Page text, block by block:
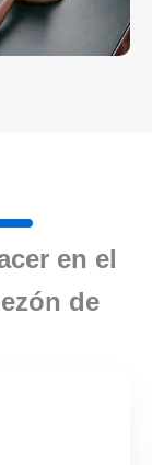
en el
de